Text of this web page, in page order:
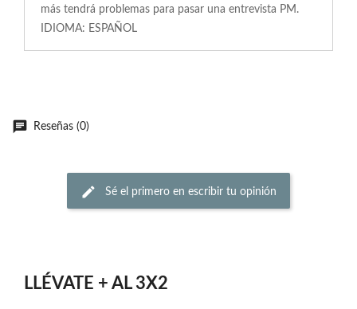
más tendrá problemas para pasar una entrevista PM.
IDIOMA: ESPAÑOL
Reseñas (0)
Sé el primero en escribir tu opinión
LLÉVATE + AL 3X2